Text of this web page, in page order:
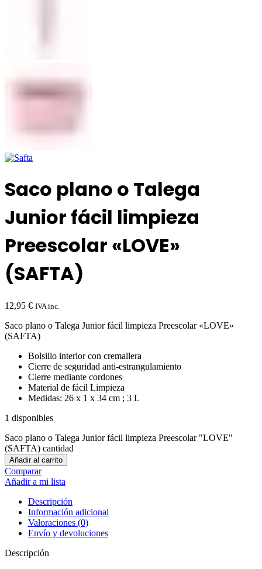
Saco plano o Talega
Junior fácil limpieza
Preescolar «LOVE»
(SAFTA)
12,95 € IVA inc.
Saco plano o Talega Junior fácil limpieza Preescolar «LOVE»
(SAFTA)
Bolsillo interior con cremallera
Cierre de seguridad anti-estrangulamiento
Cierre mediante cordones
Material de fácil Limpieza
Medidas: 26 x 1 x 34 cm ; 3 L
1 disponibles
Saco plano o Talega Junior fácil limpieza Preescolar "LOVE"
(SAFTA) cantidad
Añadir al carrito
Comparar
Añadir a mi lista
Descripción
Información adicional
Valoraciones (0)
Envío y devoluciones
Descripción